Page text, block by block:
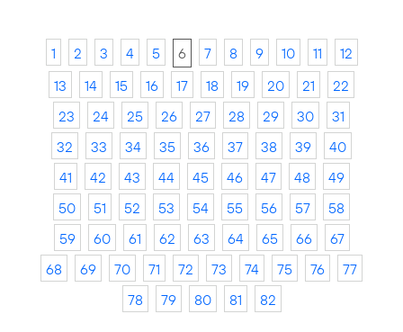
1 2 3 4 5 6 7 8 9 10 11
12
13
14 15 16 17 18 19 20 21
22
23
24 25 26 27 28 29 30
31
32
33 34 35 36 37 38 39
40
41
42 43 44 45 46 47 48
49
50
51 52 53 54 55 56 57
58
59
60 61 62 63 64 65 66
67
68
69 70 71 72 73 74 75 76
77
78
79 80 81 82